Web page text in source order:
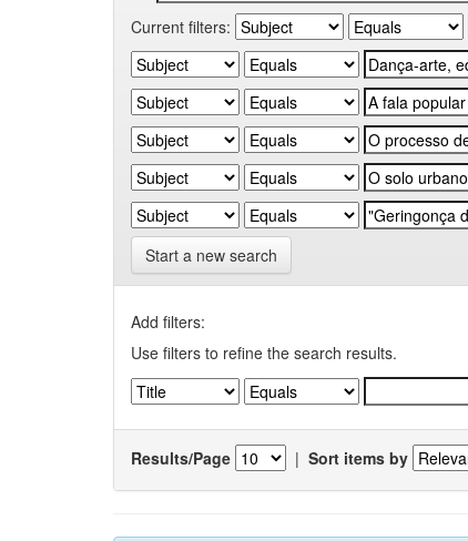
Current filters:
Start a new search
Add filters:
Use filters to refine the search results.
Results/Page | Sort items by